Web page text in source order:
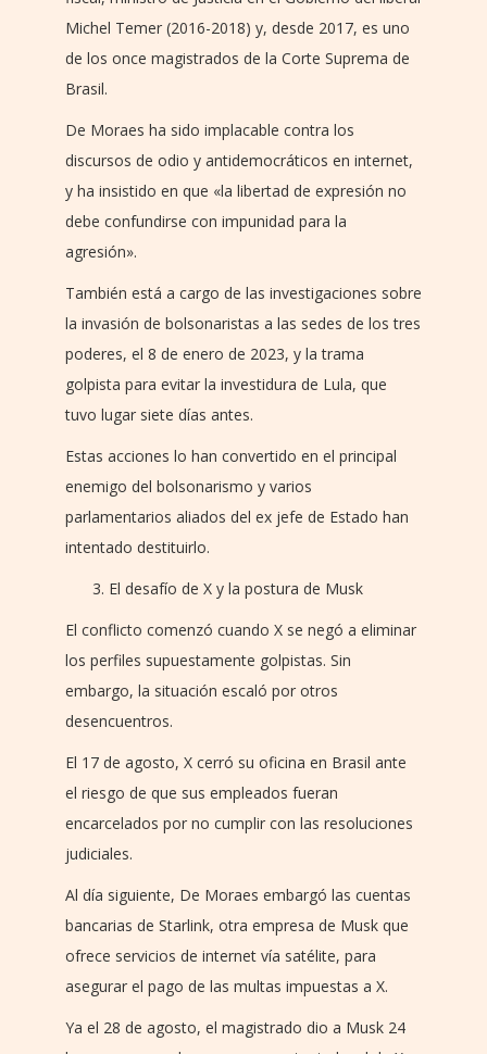
Michel Temer (2016-2018) y, desde 2017, es uno
de los once magistrados de la Corte Suprema de
Brasil.
De Moraes ha sido implacable contra los
discursos de odio y antidemocráticos en internet,
y ha insistido en que «la libertad de expresión no
debe confundirse con impunidad para la
agresión».
También está a cargo de las investigaciones sobre
la invasión de bolsonaristas a las sedes de los tres
poderes, el 8 de enero de 2023, y la trama
golpista para evitar la investidura de Lula, que
tuvo lugar siete días antes.
Estas acciones lo han convertido en el principal
enemigo del bolsonarismo y varios
parlamentarios aliados del ex jefe de Estado han
intentado destituirlo.
El desafío de X y la postura de Musk
El conflicto comenzó cuando X se negó a eliminar
los perfiles supuestamente golpistas. Sin
embargo, la situación escaló por otros
desencuentros.
El 17 de agosto, X cerró su oficina en Brasil ante
el riesgo de que sus empleados fueran
encarcelados por no cumplir con las resoluciones
judiciales.
Al día siguiente, De Moraes embargó las cuentas
bancarias de Starlink, otra empresa de Musk que
ofrece servicios de internet vía satélite, para
asegurar el pago de las multas impuestas a X.
Ya el 28 de agosto, el magistrado dio a Musk 24